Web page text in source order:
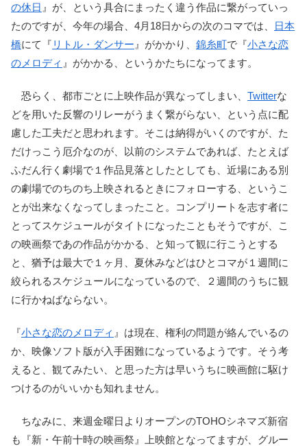
の休日 』が、という具合にまったく違う作品に繋がっていっ
たのですが、今年の場合、4月18日からの次のコマでは、
日本
橋にて『 リトル・ダンサー 』がかかり、 錦糸町で『小さな恋
のメロディ 』がかかる、というかたちになってます。
恐らく、都市ごとに上映作品が異なってしまい、 Twitterな
どを用いた反響のリレーがうまく繋がらない、という点に配
慮した工夫だと思われます。そこは納得がいくのですが、た
だけっこう厄介なのが、以前のシステムであれば、たとえば
ふだん行く劇場で１作品見落としたとしても、近場にある別
の劇場でのちのち上映されるときにフォローする、というこ
とが出来なくなってしまったこと。コンプリートを志す者に
とってスケジュールがタイトになったこともそうですが、こ
の映画祭であの作品がかかる、と知って観に行こうとする
と、猶予は最大で１ヶ月、夏休みなどはひとコマが１週間に
絞られるスケジュールになっているので、２週間のうちに観
に行かねばならない。
『小さな恋のメロディ 』は現在、権利の問題が絡んでいるの
か、映像ソフト版が入手困難になっているようです。そう考
えると、観てみたい、と思った方は早いうちに映画館に駆け
つけるのがいいかも知れません。
ちなみに、来週金曜日よりオープンのTOHOシネマズ新宿
も『新・午前十時の映画祭』上映館となってますが、グルー